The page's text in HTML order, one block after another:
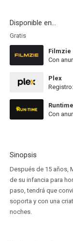
Disponible en...
Gratis
Filmzie
Con
Plex
Registro:
Runtime
Con
Sinopsis
Después de 15 años,
de su infancia para
paso, tendrá que
soporta y con una
noches.